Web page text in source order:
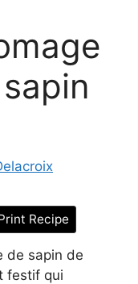
Recipe
de sapin de
festif qui